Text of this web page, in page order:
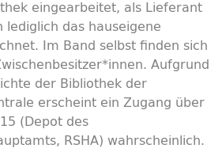
eingearbeitet, als Lieferant
das hauseigene
Im Band selbst finden sich
Aufgrund
der Bibliothek der
erscheint ein Zugang über
(Depot des
RSHA) wahrscheinlich.